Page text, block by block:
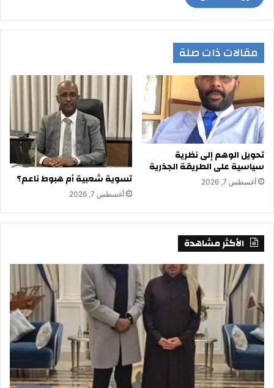
مقالات ذات صلة
تحويل الوهم إلى نظرية
سياسية على الطريقة الجذرية
أغسطس 7, 2026 تسوية شعبية أم هبوط ناعم؟
أغسطس 7, 2026
الأكثر مشاهدة